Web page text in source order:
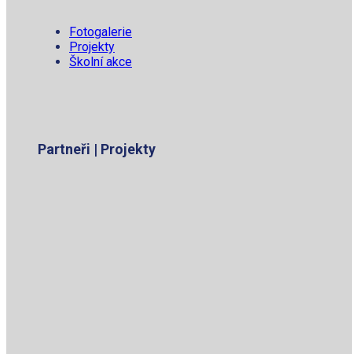
Fotogalerie
Projekty
Školní akce
Partneři | Projekty